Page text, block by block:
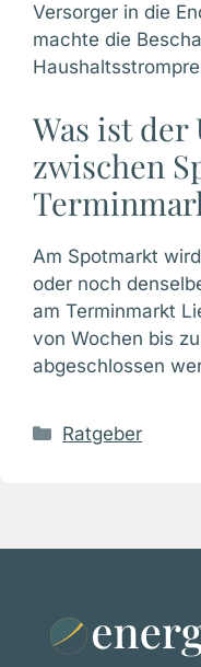
Versorger in die
machte die
Was ist
zwischen
Am Spotmarkt
oder noch
am Terminmarkt
von Wochen bis
abgeschlossen
Kategorien
Ratgeber